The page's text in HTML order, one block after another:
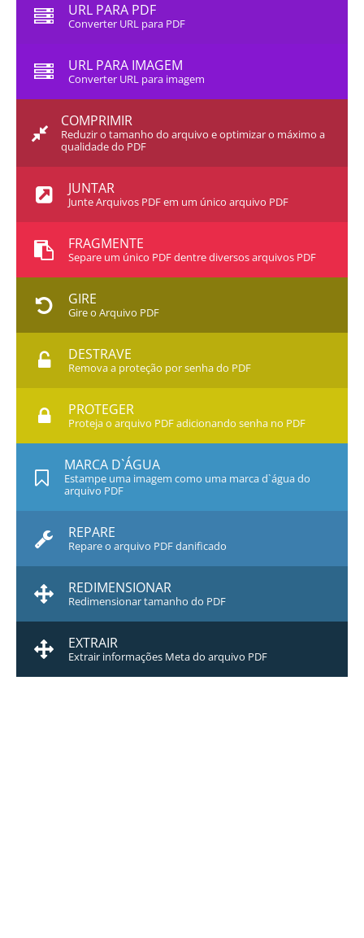
URL PARA PDF
Converter URL para PDF
URL PARA IMAGEM
Converter URL para imagem
COMPRIMIR
Reduzir o tamanho do arquivo e optimizar o máximo a
qualidade do PDF
JUNTAR
Junte Arquivos PDF em um único arquivo PDF
FRAGMENTE
Separe um único PDF dentre diversos arquivos PDF
GIRE
Gire o Arquivo PDF
DESTRAVE
Remova a proteção por senha do PDF
PROTEGER
Proteja o arquivo PDF adicionando senha no PDF
MARCA D`ÁGUA
Estampe uma imagem como uma marca d`água do
arquivo PDF
REPARE
Repare o arquivo PDF danificado
REDIMENSIONAR
Redimensionar tamanho do PDF
EXTRAIR
Extrair informações Meta do arquivo PDF